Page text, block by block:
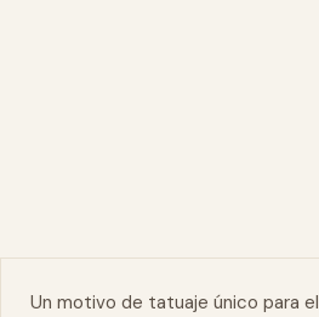
Un motivo de tatuaje único para el